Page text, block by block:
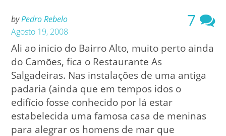
byPedro Rebelo
Agosto 19, 2008
7
Ali ao inicio do Bairro Alto, muito perto ainda
do Camões, fica o Restaurante As
Salgadeiras. Nas instalações de uma antiga
padaria (ainda que em tempos idos o
edifício fosse conhecido por lá estar
estabelecida uma famosa casa de meninas
para alegrar os homens de mar que